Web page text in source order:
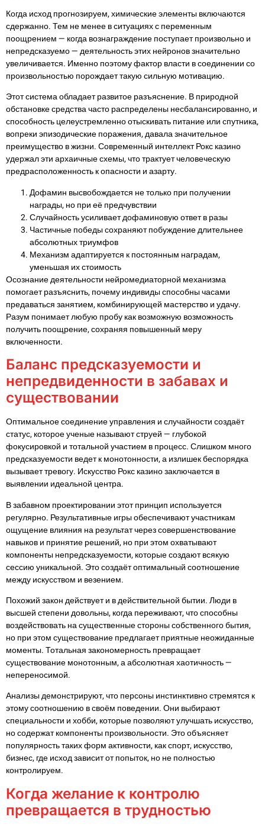
Когда исход прогнозируем, химические элементы включаются
сдержанно. Тем не менее в ситуациях с переменным
поощрением — когда вознаграждение поступает произвольно и
непредсказуемо — деятельность этих нейронов значительно
увеличивается. Именно поэтому фактор власти в соединении со
произвольностью порождает такую сильную мотивацию.
Этот система обладает развитое разъяснение. В природной
обстановке средства часто распределены несбалансированно, и
способность целеустремленно отыскивать питание или спутника,
вопреки эпизодические поражения, давала значительное
преимущество в жизни. Современный интеллект Рокс казино
удержал эти архаичные схемы, что трактует человеческую
предрасположенность к опасности и азарту.
Дофамин высвобождается не только при получении
награды, но при её предчувствии
Случайность усиливает дофаминовую ответ в разы
Частичные победы сохраняют побуждение длительнее
абсолютных триумфов
Механизм адаптируется к постоянным наградам,
уменьшая их стоимость
Осознание деятельности нейромедиаторной механизма
помогает разъяснить, почему индивиды способны часами
предаваться занятием, комбинирующей мастерство и удачу.
Разум понимает любую пробу как возможную возможность
получить поощрение, сохраняя повышенный меру
включенности.
Баланс предсказуемости и
непредвиденности в забавах и
существовании
Оптимальное соединение управления и случайности создаёт
статус, которое ученые называют струей — глубокой
фокусировкой и тотальной участием в процесс. Слишком много
предсказуемости ведет к монотонности, а излишек беспорядка
вызывает тревогу. Искусство Рокс казино заключается в
выявлении идеальной центра.
В забавном проектировании этот принцип используется
регулярно. Результативные игры обеспечивают участникам
ощущение влияния на результат через совершенствование
навыков и принятие решений, но при этом охватывают
компоненты непредсказуемости, которые создают всякую
сессию уникальной. Это создаёт оптимальный соотношение
между искусством и везением.
Похожий закон действует и в действительной бытии. Люди в
высшей степени довольны, когда переживают, что способны
воздействовать на существенные стороны собственного бытия,
но при этом существование предлагает приятные неожиданные
моменты. Тотальная закономерность превращает
существование монотонным, а абсолютная хаотичность —
непереносимой.
Анализы демонстрируют, что персоны инстинктивно стремятся к
этому соотношению в своём поведении. Они выбирают
специальности и хобби, которые позволяют улучшать искусство,
но содержат компоненты произвольности. Это объясняет
популярность таких форм активности, как спорт, искусство,
бизнес, где исход зависит от попыток, но не полностью
контролируем.
Когда желание к контролю
превращается в трудностью